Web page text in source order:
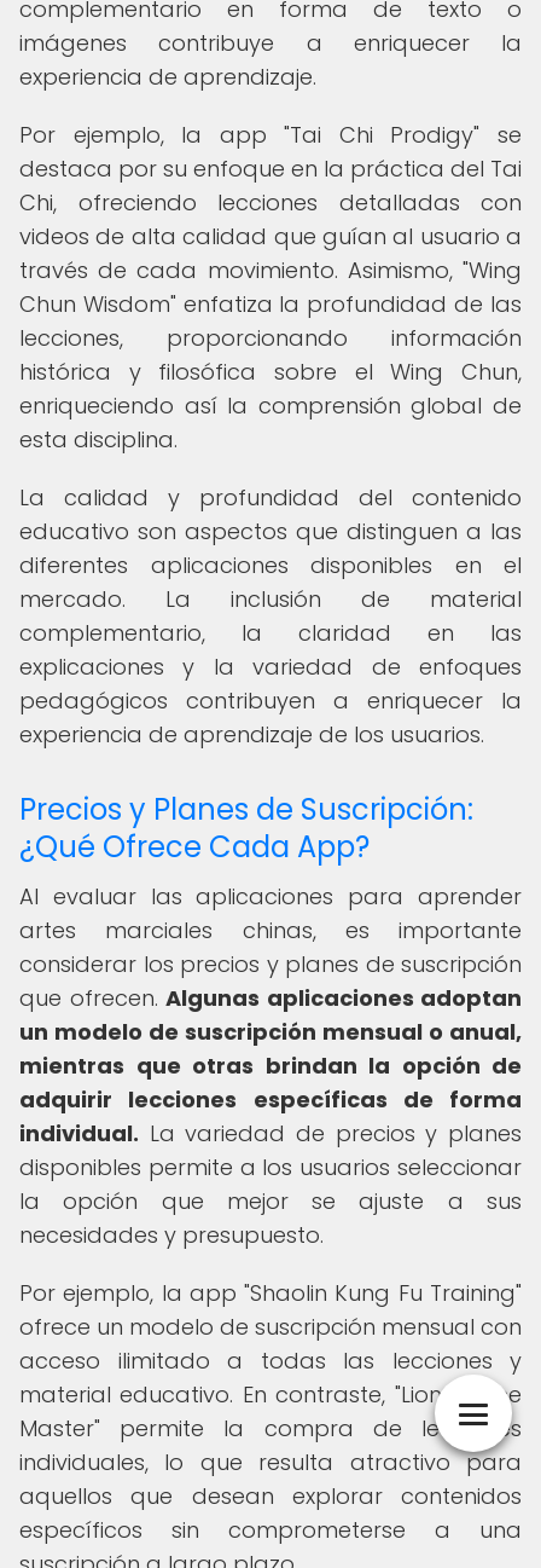
complementario en forma de texto o
imágenes contribuye a enriquecer la
experiencia de aprendizaje.
Por ejemplo, la app "Tai Chi Prodigy" se
destaca por su enfoque en la práctica del Tai
Chi, ofreciendo lecciones detalladas con
videos de alta calidad que guían al usuario a
través de cada movimiento. Asimismo, "Wing
Chun Wisdom" enfatiza la profundidad de las
lecciones, proporcionando información
histórica y filosófica sobre el Wing Chun,
enriqueciendo así la comprensión global de
esta disciplina.
La calidad y profundidad del contenido
educativo son aspectos que distinguen a las
diferentes aplicaciones disponibles en el
mercado. La inclusión de material
complementario, la claridad en las
explicaciones y la variedad de enfoques
pedagógicos contribuyen a enriquecer la
experiencia de aprendizaje de los usuarios.
Precios y Planes de Suscripción:
¿Qué Ofrece Cada App?
Al evaluar las aplicaciones para aprender
artes marciales chinas, es importante
considerar los precios y planes de suscripción
que ofrecen. Algunas aplicaciones adoptan
un modelo de suscripción mensual o anual,
mientras que otras brindan la opción de
adquirir lecciones específicas de forma
individual. La variedad de precios y planes
disponibles permite a los usuarios seleccionar
la opción que mejor se ajuste a sus
necesidades y presupuesto.
Por ejemplo, la app "Shaolin Kung Fu Training"
ofrece un modelo de suscripción mensual con
acceso ilimitado a todas las lecciones y
material educativo. En contraste, "Lion Dance
Master" permite la compra de lecciones
individuales, lo que resulta atractivo para
aquellos que desean explorar contenidos
específicos sin comprometerse a una